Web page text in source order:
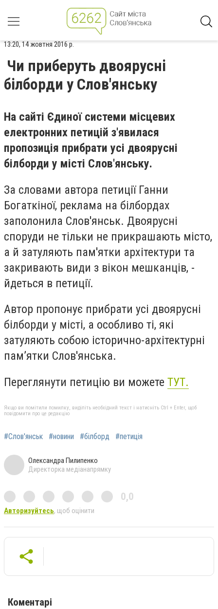
13:20, 14 жовтня 2016 р.
Чи приберуть двоярусні
білборди у Слов'янську
На сайті Єдиної системи місцевих
електронних петицій з'явилася
пропозиція прибрати усі двоярусні
білборди у місті Слов'янську.
За словами автора петиції Ганни
Богаткіної, реклама на білбордах
заполонила Слов'янськ. Двоярусні
споруди не тільки не прикрашають місто,
а й затуляють пам'ятки архітектури та
закривають види з вікон мешканців, -
йдеться в петиції.
Автор пропонує прибрати усі двоярусні
білборди у місті, а особливо ті, які
затуляють собою історично-архітектурні
пам’ятки Слов'янська.
Переглянути петицію ви можете ТУТ.
Якщо ви помітили помилку, виділіть необхідний текст і натисніть Ctrl + Enter, щоб
повідомити про це редакцію
#Слов'янськ #новини #білборд #петиція
Олександра Пилипенко
Директорка медіанапрямку
0,0
Авторизуйтесь, щоб оцінити
Коментарі